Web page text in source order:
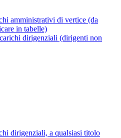
amministrativi di vertice (da
in tabelle)
dirigenziali (dirigenti non
dirigenziali, a qualsiasi titolo